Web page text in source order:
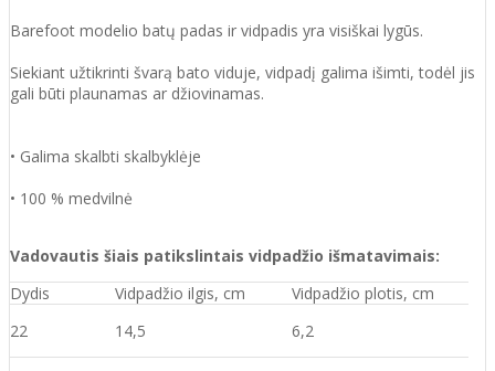
Barefoot modelio batų padas ir vidpadis yra visiškai lygūs.
Siekiant užtikrinti švarą bato viduje, vidpadį galima išimti, todėl jis
gali būti plaunamas ar džiovinamas.
• Galima skalbti skalbyklėje
• 100 % medvilnė
Vadovautis šiais patikslintais vidpadžio išmatavimais:
Dydis
Vidpadžio ilgis, cm
Vidpadžio plotis, cm
22
14,5 6,2